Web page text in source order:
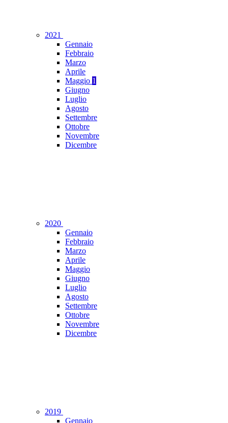
2021
Gennaio
Febbraio
Marzo
Aprile
Maggio 1
Giugno
Luglio
Agosto
Settembre
Ottobre
Novembre
Dicembre
2020
Gennaio
Febbraio
Marzo
Aprile
Maggio
Giugno
Luglio
Agosto
Settembre
Ottobre
Novembre
Dicembre
2019
Gennaio